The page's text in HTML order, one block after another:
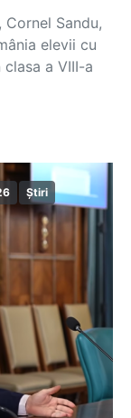
Sandu,
elevii cu
a VIII-a
Știri